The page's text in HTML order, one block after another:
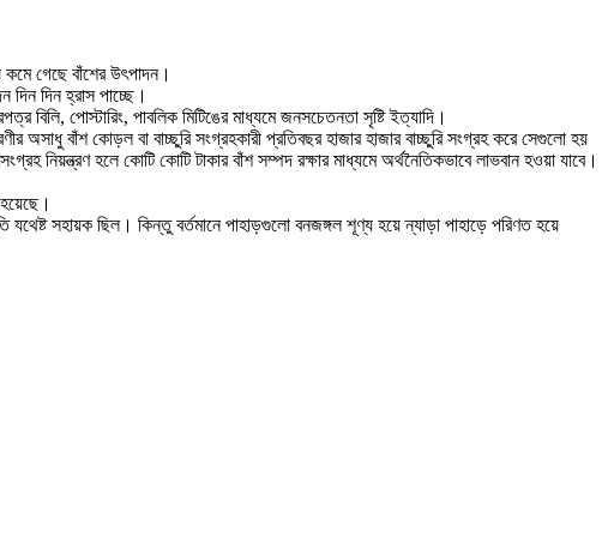
কমে গেছে বাঁশের উৎপাদন।
দিন দিন হ্রাস পাচ্ছে।
পোস্টারিং, পাবলিক মিটিঙের মাধ্যমে জনসচেতনতা সৃষ্টি ইত্যাদি।
বাঁশ কোড়ল বা বাচ্ছুরি সংগ্রহকারী প্রতিবছর হাজার হাজার বাচ্ছুরি সংগ্রহ করে সেগুলো হয়
নিয়ন্ত্রণ হলে কোটি কোটি টাকার বাঁশ সম্পদ রক্ষার মাধ্যমে অর্থনৈতিকভাবে লাভবান হওয়া যাবে।
সহায়ক ছিল। কিন্তু বর্তমানে পাহাড়গুলো বনজঙ্গল শূণ্য হয়ে ন্যাড়া পাহাড়ে পরিণত হয়ে